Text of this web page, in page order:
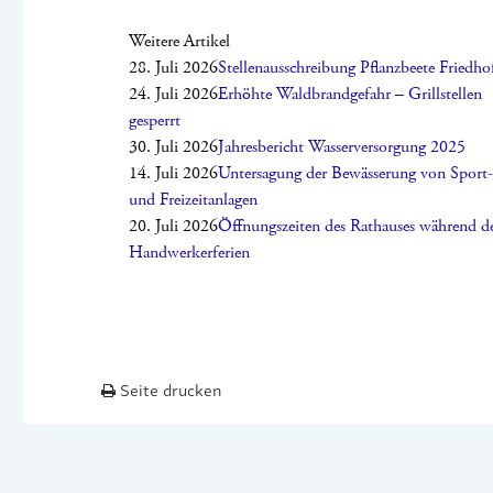
Weitere Artikel
28. Juli 2026Stellenausschreibung Pflanzbeete
24. Juli 2026Erhöhte Waldbrandgefahr – Grillstellen
gesperrt
30. Juli 2026Jahresbericht Wasserversorgung 2025
14. Juli 2026Untersagung der Bewässerung von Sport-
und Freizeitanlagen
20. Juli 2026Öffnungszeiten des Rathauses während
Handwerkerferien
Seite drucken